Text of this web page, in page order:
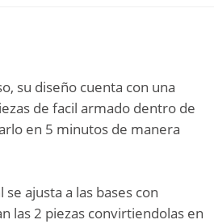
su diseño cuenta con una
de facil armado dentro de
en 5 minutos de manera
ajusta a las bases con
las 2 piezas convirtiendolas en